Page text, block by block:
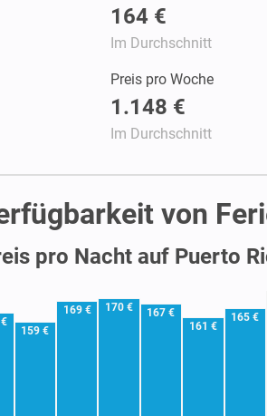
164 €
Im Durchschnitt
Preis pro Woche
1.148 €
Im Durchschnitt
von
pro Nacht auf Puerto
159 €
169 € 170 € 167 €
161 €
165 €